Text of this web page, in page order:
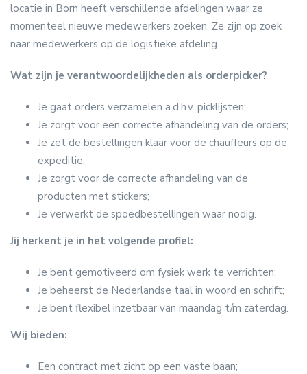
locatie in Born heeft verschillende afdelingen waar ze
momenteel nieuwe medewerkers zoeken. Ze zijn op zoek
naar medewerkers op de logistieke afdeling.
Wat zijn je verantwoordelijkheden als orderpicker?
Je gaat orders verzamelen a.d.h.v. picklijsten;
Je zorgt voor een correcte afhandeling van de orders;
Je zet de bestellingen klaar voor de chauffeurs op de
expeditie;
Je zorgt voor de correcte afhandeling van de
producten met stickers;
Je verwerkt de spoedbestellingen waar nodig.
Jij herkent je in het volgende profiel:
Je bent gemotiveerd om fysiek werk te verrichten;
Je beheerst de Nederlandse taal in woord en schrift;
Je bent flexibel inzetbaar van maandag t/m zaterdag.
Wij bieden:
Een contract met zicht op een vaste baan;